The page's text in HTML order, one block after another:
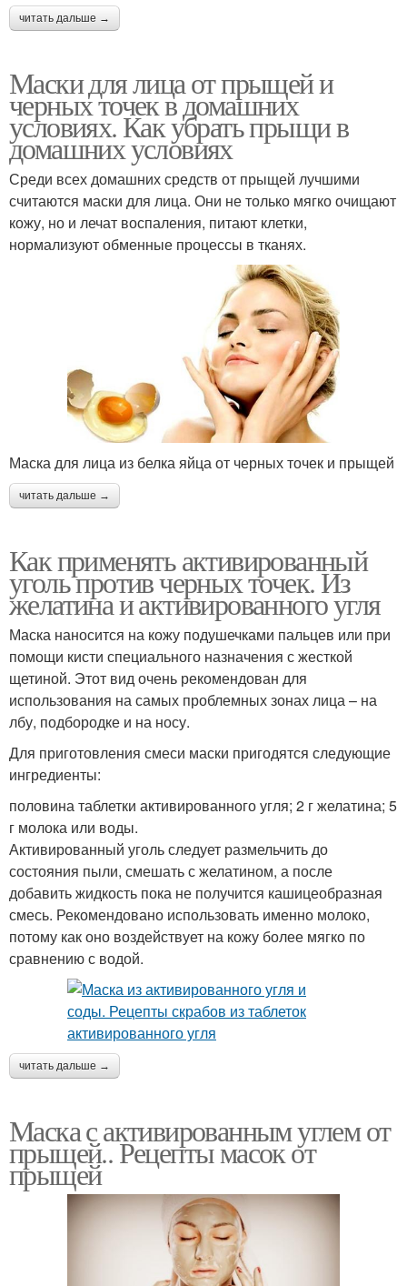
читать дальше →
Маски для лица от прыщей и
черных точек в домашних
условиях. Как убрать прыщи в
домашних условиях
Среди всех домашних средств от прыщей лучшими
считаются маски для лица. Они не только мягко очищают
кожу, но и лечат воспаления, питают клетки,
нормализуют обменные процессы в тканях.
Маска для лица из белка яйца от черных точек и прыщей
читать дальше →
Как применять активированный
уголь против черных точек. Из
желатина и активированного угля
Маска наносится на кожу подушечками пальцев или при
помощи кисти специального назначения с жесткой
щетиной. Этот вид очень рекомендован для
использования на самых проблемных зонах лица – на
лбу, подбородке и на носу.
Для приготовления смеси маски пригодятся следующие
ингредиенты:
половина таблетки активированного угля; 2 г желатина; 5
г молока или воды.
Активированный уголь следует размельчить до
состояния пыли, смешать с желатином, а после
добавить жидкость пока не получится кашицеобразная
смесь. Рекомендовано использовать именно молоко,
потому как оно воздействует на кожу более мягко по
сравнению с водой.
читать дальше →
Маска с активированным углем от
прыщей.. Рецепты масок от
прыщей